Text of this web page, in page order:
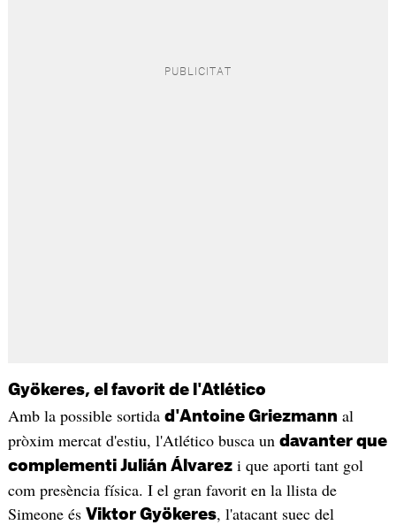
Gyökeres, el favorit de l'Atlético
Amb la possible sortida d'Antoine Griezmann al
pròxim mercat d'estiu, l'Atlético busca un davanter que
complementi Julián Álvarezi que aporti tant gol
com presència física. I el gran favorit en la llista de
Simeone és Viktor Gyökeres, l'atacant suec del